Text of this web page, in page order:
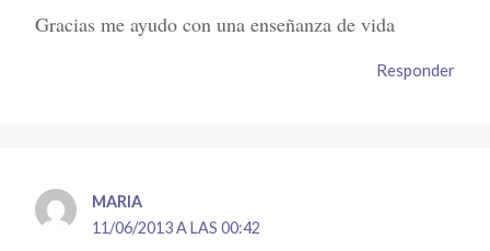
Gracias me ayudo con una enseñanza de vida
Responder
MARIA
11/06/2013 A LAS 00:42